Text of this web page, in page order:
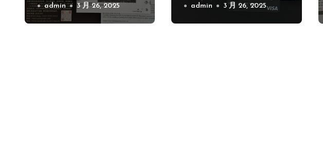
admin 3 月 26, 2025
及注意事项！
admin 3 月 26, 2025